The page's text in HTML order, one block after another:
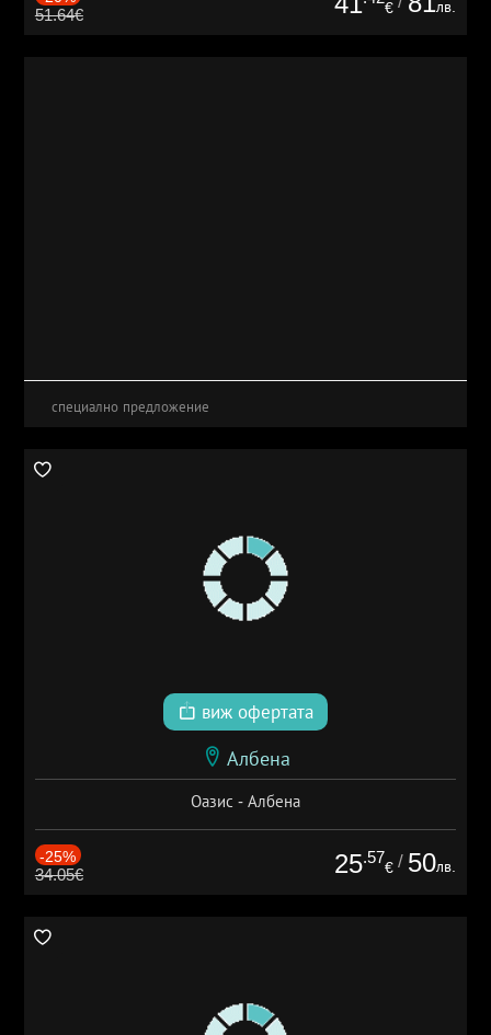
51.64€ € лв.
специално предложение
виж офертата
Албена
Оазис - Албена
-25%
34.05€ 25.57
€ / 50лв.